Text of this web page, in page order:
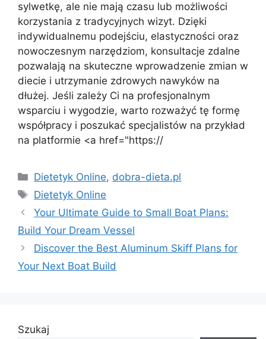
sylwetkę, ale nie mają czasu lub możliwości
korzystania z tradycyjnych wizyt. Dzięki
indywidualnemu podejściu, elastyczności oraz
nowoczesnym narzędziom, konsultacje zdalne
pozwalają na skuteczne wprowadzenie zmian w
diecie i utrzymanie zdrowych nawyków na
dłużej. Jeśli zależy Ci na profesjonalnym
wsparciu i wygodzie, warto rozważyć tę formę
współpracy i poszukać specjalistów na przykład
na platformie <a href="https://
Kategorie
Dietetyk Online, dobra-dieta.pl
Tagi
Dietetyk Online
Your Ultimate Guide to Small Boat Plans:
Build Your Dream Vessel
Discover the Best Aluminum Skiff Plans for
Your Next Boat Build
Szukaj